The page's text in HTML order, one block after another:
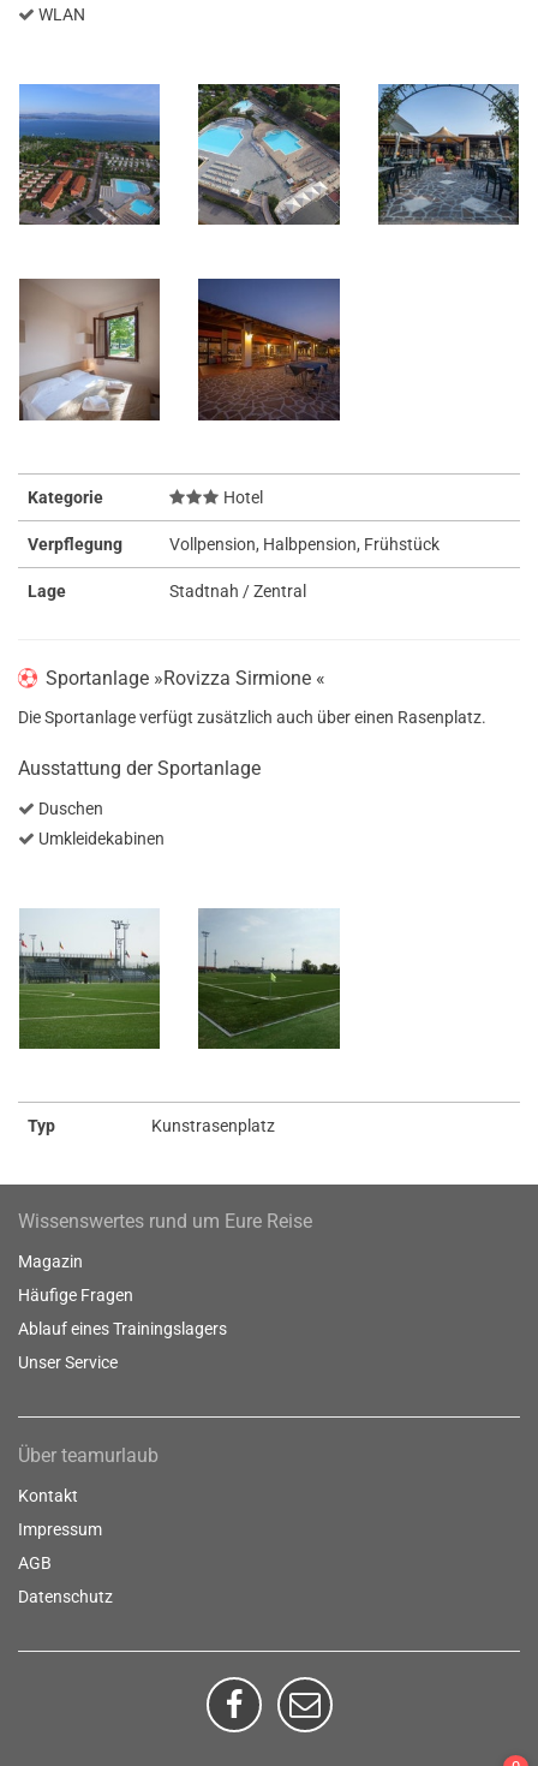
WLAN
Kategorie Hotel
Verpflegung Vollpension, Halbpension, Frühstück
Lage Stadtnah / Zentral
Sportanlage »Rovizza Sirmione «
Die Sportanlage verfügt zusätzlich auch über einen Rasenplatz.
Ausstattung der Sportanlage
Duschen
Umkleidekabinen
Typ Kunstrasenplatz
Wissenswertes rund um Eure Reise
Magazin
Häufige Fragen
Ablauf eines Trainingslagers
Unser Service
Über teamurlaub
Kontakt
Impressum
AGB
Datenschutz